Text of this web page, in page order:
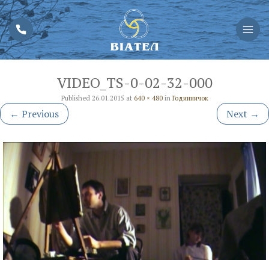
VIDEO_TS-0-02-32-000
Published 26.01.2015 at 640 × 480in Годинничок
← Previous Next →